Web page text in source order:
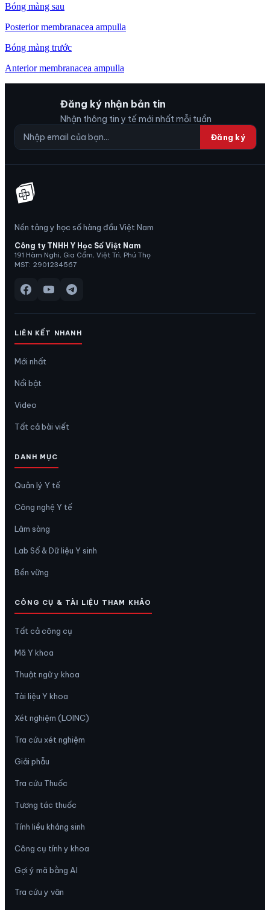
Bóng màng sau
Posterior membranacea ampulla
Bóng màng trước
Anterior membranacea ampulla
Đăng ký nhận bản tin
Nhận thông tin y tế mới nhất mỗi tuần
Đăng ký
Nền tảng y học số hàng đầu Việt Nam
Công ty TNHH Y Học Số Việt Nam
191 Hàm Nghi, Gia Cẩm, Việt Trì, Phú Thọ
MST: 2901234567
LIÊN KẾT NHANH
Mới nhất
Nổi bật
Video
Tất cả bài viết
DANH MỤC
Quản lý Y tế
Công nghệ Y tế
Lâm sàng
Lab Số & Dữ liệu Y sinh
Bền vững
CÔNG CỤ & TÀI LIỆU THAM KHẢO
Tất cả công cụ
Mã Y khoa
Thuật ngữ y khoa
Tài liệu Y khoa
Xét nghiệm (LOINC)
Tra cứu xét nghiệm
Giải phẫu
Tra cứu Thuốc
Tương tác thuốc
Tính liều kháng sinh
Công cụ tính y khoa
Gợi ý mã bằng AI
Tra cứu y văn